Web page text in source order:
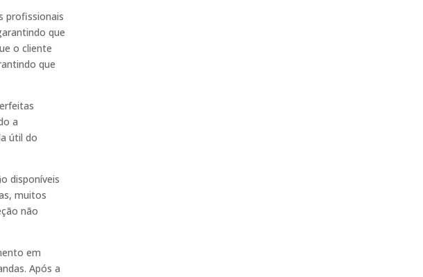
profissionais
que
o cliente
que
a
útil do
disponíveis
muitos
não
em
Após a